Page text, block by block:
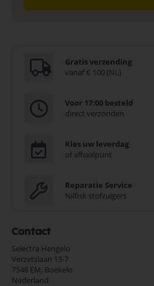
Gratis verzending
vanaf € 100 (NL)
Voor 17:00 besteld
direct verzonden
Kies uw leverdag
of afhaalpunt
Reparatie Service
Nilfisk stofzuigers
Contact
Selectra Hengelo
Verzetslaan 13-7
7548 EM, Boekelo
Nederland